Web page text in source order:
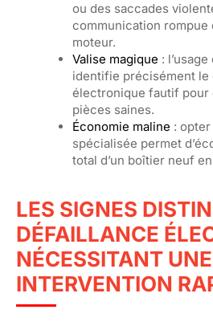
ou des saccades
communication rompue
moteur.
Valise magique :
identifie précisément le
électronique fautif pour
pièces saines.
Économie maline :
spécialisée permet
total d’un boîtier neuf
LES SIGNES
DÉFAILLANCE
NÉCESSITANT UNE
INTERVENTION